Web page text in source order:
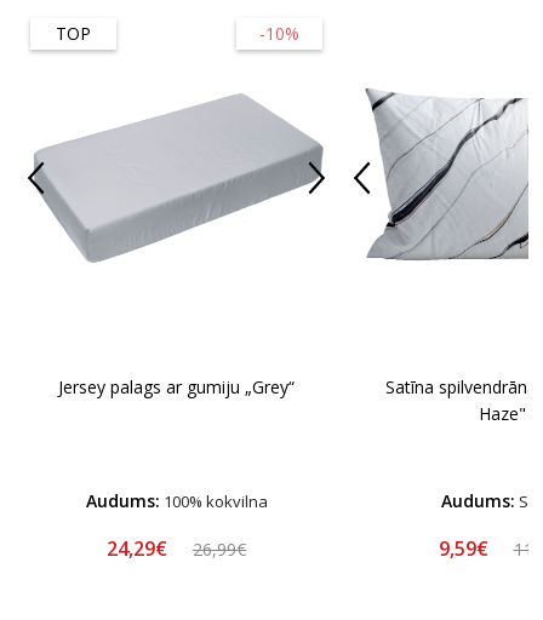
-10%
TOP
Jersey palags ar gumiju „Grey“
Audums: 100% kokvilna
24,29€ 26,99€
Satīna spilvendrāna
Haze"
Audums:
9,59€